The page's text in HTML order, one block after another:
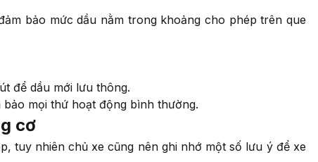
bảo mức dầu nằm trong khoảng cho phép trên que
để dầu mới lưu thông.
bảo mọi thứ hoạt động bình thường.
cơ
tuy nhiên chủ xe cũng nên ghi nhớ một số lưu ý để xe